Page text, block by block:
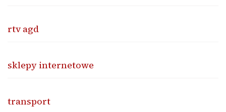
rtv agd
sklepy internetowe
transport